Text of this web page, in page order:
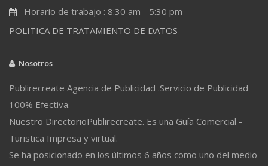
Horario de trabajo : 8:30 am - 5:30 pm
POLITICA DE TRATAMIENTO DE DATOS
Nosotros
Publirecreate Agencia de Publicidad .Servicio de Publicidad
100% Efectiva.
Nuestro DirectorioPublirecreate. Es una Guía Comercial -
Turistica Impresa y virtual.
Se ha posicionado en los últimos 6 años como uno del medio